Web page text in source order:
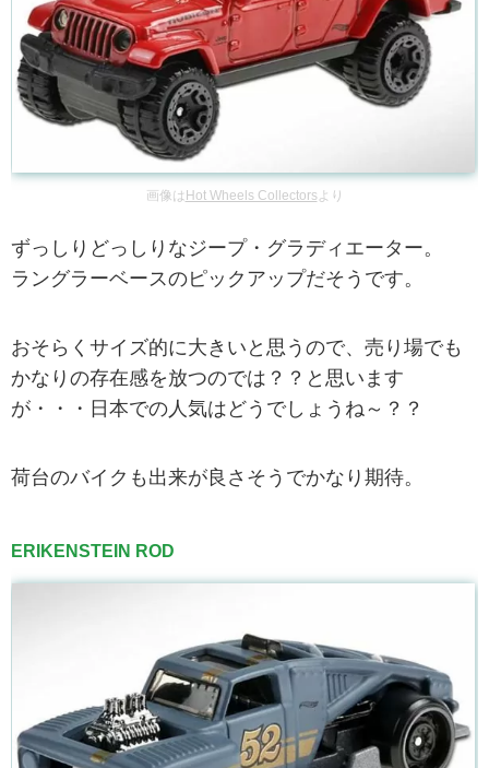
画像は Hot Wheels Collectors より
ずっしりどっしりなジープ・グラディエーター。
ラングラーベースのピックアップだそうです。
おそらくサイズ的に大きいと思うので、売り場でも
かなりの存在感を放つのでは？？と思います
が・・・日本での人気はどうでしょうね～？？
荷台のバイクも出来が良さそうでかなり期待。
ERIKENSTEIN ROD